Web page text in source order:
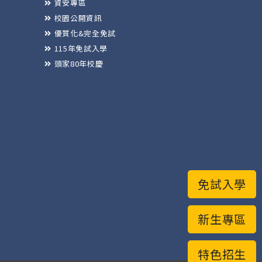
特色招生
新生專區
免試入學
資安專區
校園公開資訊
優質化&完全免試
115年免試入學
頭家80年校慶